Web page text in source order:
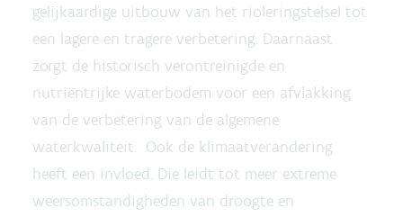
gelijkaardige uitbouw van het rioleringstelsel tot
een lagere en tragere verbetering. Daarnaast
zorgt de historisch verontreinigde en
nutriëntrijke waterbodem voor een afvlakking
van de verbetering van de algemene
waterkwaliteit. Ook de klimaatverandering
heeft een invloed. Die leidt tot meer extreme
weersomstandigheden van droogte en